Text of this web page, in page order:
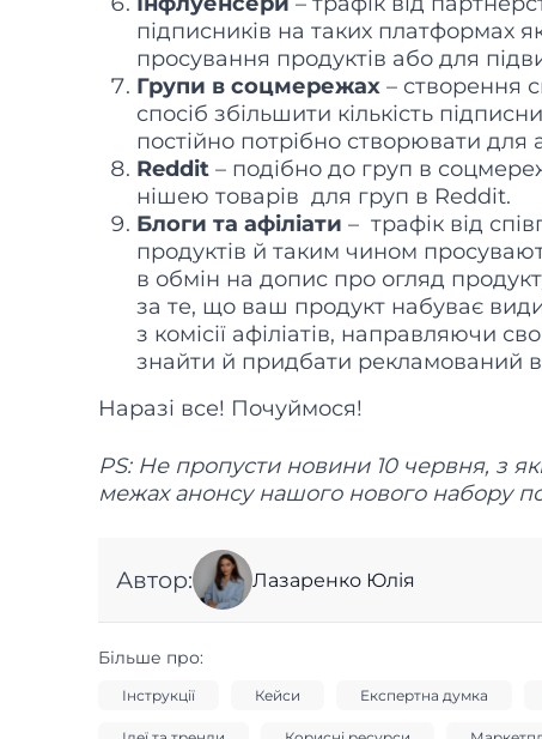
підписників на таких платформах
просування продуктів або для
Групи в соцмережах – створення
спосіб збільшити кількість
постійно потрібно створювати для
Reddit – подібно до груп в
нішею товарів для груп в Reddit.
Блоги та афіліати – трафік від
продуктів й таким чином
в обмін на допис про огляд
за те, що ваш продукт набуває
з комісії афіліатів, направляючи
знайти й придбати рекламований
Наразі все! Почуймося!
PS: Не пропусти новини 10 червня, з
межах анонсу нашого нового набору
Автор: Лазаренко Юлія
Більше про:
Інструкції Кейси Експертна думка